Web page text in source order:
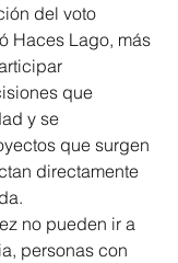
del voto
Haces Lago, más
que
y se
que surgen
directamente
no pueden ir a
personas con